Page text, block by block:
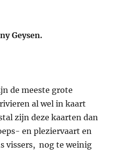
Geysen.
de meeste grote
al wel in kaart
zijn deze kaarten dan
en pleziervaart en
vissers, nog te weinig